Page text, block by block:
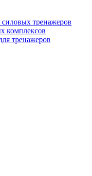
тренажеров
комплексов
тренажеров